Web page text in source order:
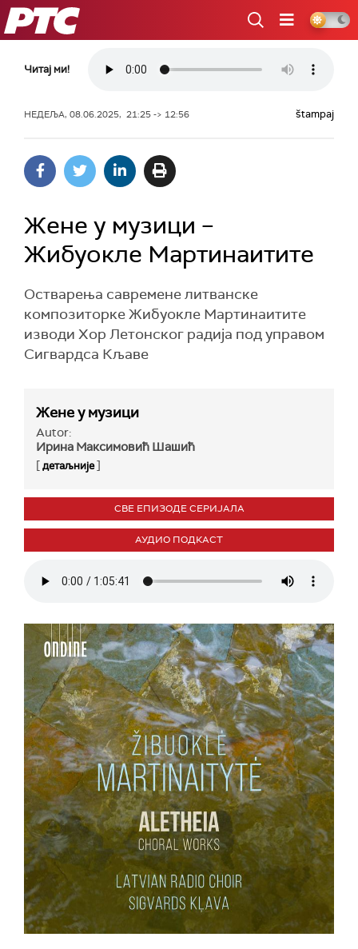
РТС
Читај ми!
НЕДЕЉА, 08.06.2025, 21:25 -> 12:56 štampaj
Жене у музици –
Жибуокле Мартинаитите
Остварења савремене литванске
композиторке Жибуокле Мартинаитите
изводи Хор Летонског радија под управом
Сигвардса Кљаве
Жене у музици
Autor:
Ирина Максимовић Шашић
[детаљније]
СВЕ ЕПИЗОДЕ СЕРИЈАЛА
АУДИО ПОДКАСТ